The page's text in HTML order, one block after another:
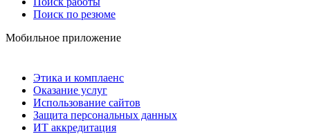
Поиск по резюме
Мобильное приложение
Этика и комплаенс
Оказание услуг
Использование сайтов
Защита персональных данных
ИТ аккредитация